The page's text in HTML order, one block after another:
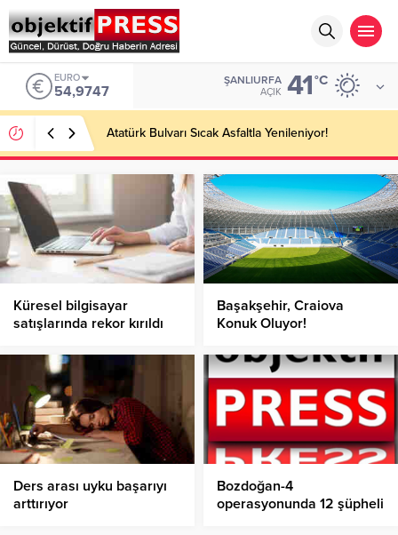
EURO
54,9747
ŞANLIURFA
AÇIK 41°C
Atatürk Bulvarı Sıcak Asfaltla Yenileniyor!
Küresel bilgisayar
satışlarında rekor kırıldı
Başakşehir, Craiova
Konuk Oluyor!
Ders arası uyku başarıyı
arttırıyor
Bozdoğan-4
operasyonunda 12 şüpheli